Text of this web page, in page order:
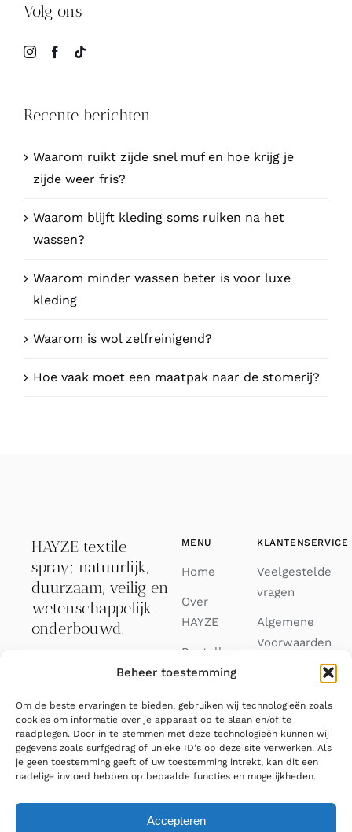
Beheer toestemming
Om de beste ervaringen te bieden, gebruiken wij technologieën zoals
cookies om informatie over je apparaat op te slaan en/of te
raadplegen. Door in te stemmen met deze technologieën kunnen wij
gegevens zoals surfgedrag of unieke ID's op deze site verwerken. Als
je geen toestemming geeft of uw toestemming intrekt, kan dit een
nadelige invloed hebben op bepaalde functies en mogelijkheden.
Accepteren
Volg ons
Recente berichten
Waarom ruikt zijde snel muf en hoe krijg je
zijde weer fris?
Waarom blijft kleding soms ruiken na het
wassen?
Waarom minder wassen beter is voor luxe
kleding
Waarom is wol zelfreinigend?
Hoe vaak moet een maatpak naar de stomerij?
HAYZE textile
spray; natuurlijk,
duurzaam, veilig en
wetenschappelijk
onderbouwd.
033 88 82 688
info@hayze.eu
MENU
Home
Over
HAYZE
Bestellen
Journal
Contact
FAQ
KLANTENSERVICE
Veelgestelde
vragen
Algemene
Voorwaarden
Cookiebeleid
(EU)